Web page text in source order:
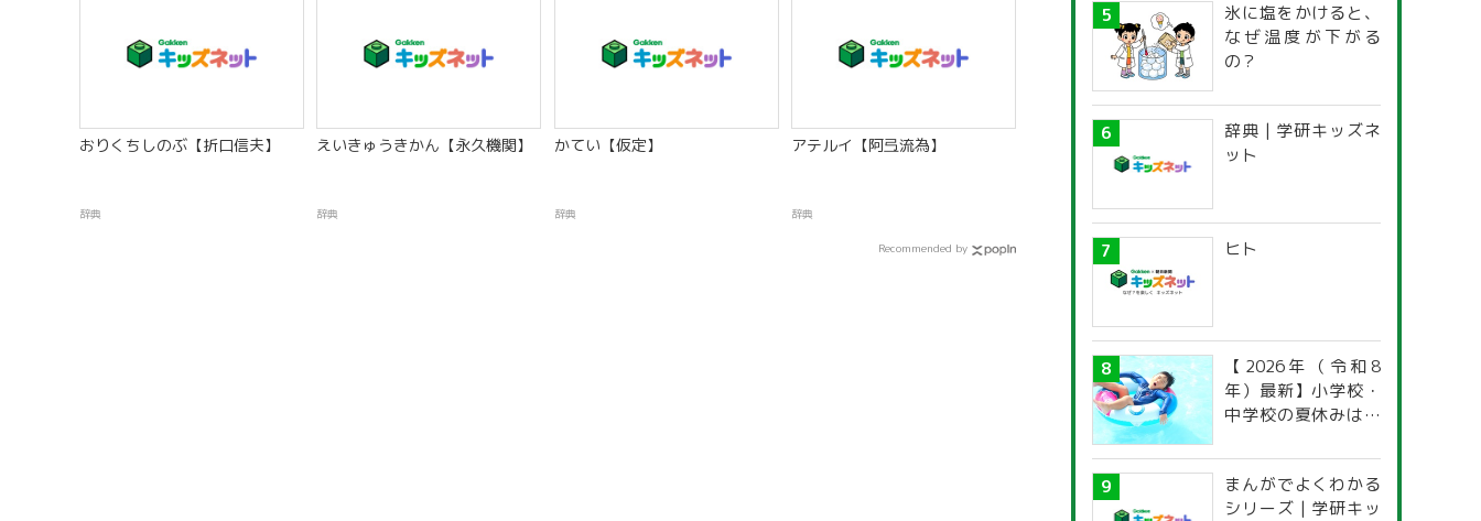
おりくちしのぶ【折口信夫】
辞典
えいきゅうきかん【永久機関】
辞典
かてい【仮定】
辞典
アテルイ【阿弖流為】
辞典
Recommended by
氷に塩をかけると、
なぜ温度が下がる
の？
辞典 | 学研キッズネ
ット
ヒト
【2026年（令和8
年）最新】小学校・
中学校の夏休みはい
道府県別「夏季休暇
一覧」
まんがでよくわかる
シリーズ | 学研キッ